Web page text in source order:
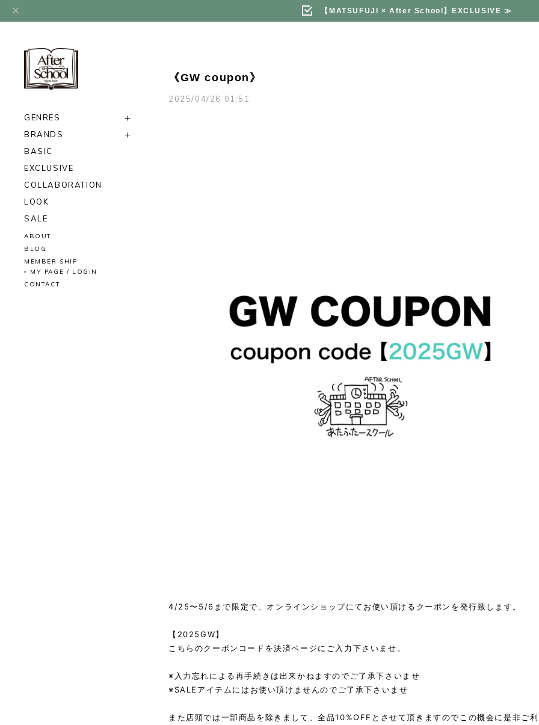
【MATSUFUJI × After School】EXCLUSIVE ≫
GENRES
BRANDS
BASIC
EXCLUSIVE
COLLABORATION
LOOK
SALE
ABOUT
BLOG
MEMBER SHIP
MY PAGE / LOGIN
CONTACT
《GW coupon》
2025/04/26 01:51
4/25〜5/6まで限定で、オンラインショップにてお使い頂けるクーポンを発行致します。
【2025GW】
こちらのクーポンコードを決済ページにご入力下さいませ。
※入力忘れによる再手続きは出来かねますのでご了承下さいませ
※SALEアイテムにはお使い頂けませんのでご了承下さいませ
また店頭では一部商品を除きまして、全品10%OFFとさせて頂きますのでこの機会に是非ご